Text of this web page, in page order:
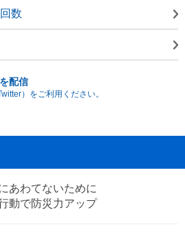
数
配信
）をご利用ください。
あわてないために
動で防災力アップ